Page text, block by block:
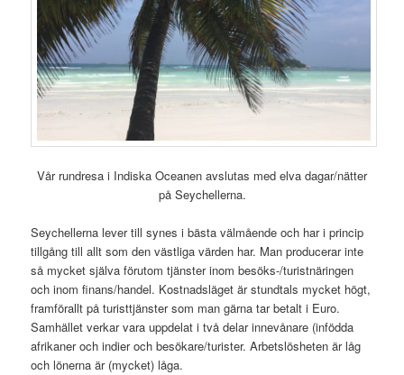
Vår rundresa i Indiska Oceanen avslutas med elva dagar/nätter
på Seychellerna.
Seychellerna lever till synes i bästa välmående och har i princip
tillgång till allt som den västliga värden har. Man producerar inte
så mycket själva förutom tjänster inom besöks-/turistnäringen
och inom finans/handel. Kostnadsläget är stundtals mycket högt,
framförallt på turisttjänster som man gärna tar betalt i Euro.
Samhället verkar vara uppdelat i två delar innevånare (infödda
afrikaner och indier och besökare/turister. Arbetslösheten är låg
och lönerna är (mycket) låga.